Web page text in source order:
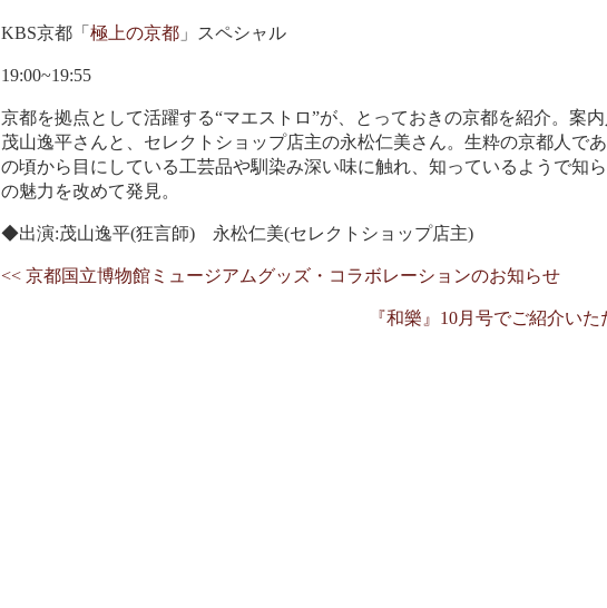
KBS京都「 極上の京都」スペシャル
19:00~19:55
京都を拠点として活躍する“マエストロ”が、とっておきの京都を紹介。案
茂山逸平さんと、セレクトショップ店主の永松仁美さん。生粋の京都人で
の頃から目にしている工芸品や馴染み深い味に触れ、知っているようで知
の魅力を改めて発見。
◆出演:茂山逸平(狂言師) 永松仁美(セレクトショップ店主)
<< 京都国立博物館ミュージアムグッズ・コラボレーションのお知らせ
『和樂』10月号でご紹介い